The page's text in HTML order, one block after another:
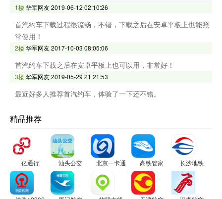
1楼华军网友2019-06-12 02:10:26
首汽约车下载过程很流畅，不错，下载之后在安卓平板上也能照
常使用！
2楼华军网友2017-10-03 08:05:06
首汽约车下载之后在安卓平板上也可以用，非常好！
3楼华军网友2019-05-29 21:21:53
最近好多人推荐首汽约车，体验了一下还不错。
精品推荐
亿通行 汕头公交 北京一卡通 高铁管家 长沙地铁